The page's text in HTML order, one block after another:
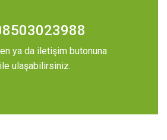
ya da iletişim butonuna
ulaşabilirsiniz.